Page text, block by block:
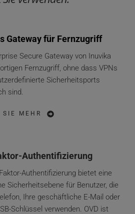
Gateway für Fernzugriff
Secure Gateway von Inuvika
Fernzugriff, ohne dass VPNs
Sicherheitsports
sind.
SIE MEHR
Authentifizierung
Authentifizierung bietet eine
Sicherheitsebene für Benutzer, die
Ihre geschäftliche E-Mail oder
Schlüssel verwenden. OVD ist